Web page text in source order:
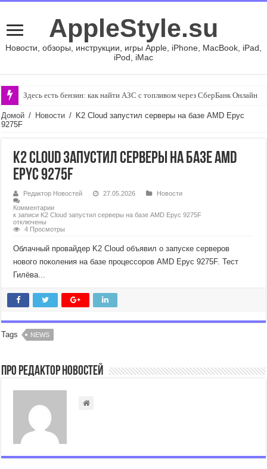
AppleStyle.su
Новости, обзоры, инструкции, игры Apple, iPhone, MacBook, iPad,
iPod, iMac
Здесь есть бензин: как найти АЗС с топливом через СберБанк Онлайн
Домой / Новости / K2 Cloud запустил серверы на базе AMD Epyc
9275F
K2 Cloud запустил серверы на базе AMD
Epyc 9275F
Редактор Новостей 27.05.2026
Новости
Комментарии
к записи K2 Cloud запустил серверы на базе AMD Epyc 9275F
отключены
4 Просмотры
Облачный провайдер K2 Cloud объявил о запуске серверов
нового поколения на базе процессоров AMD Epyc 9275F. Тест
Гилёва...
Tags NEWS
Про Редактор Новостей